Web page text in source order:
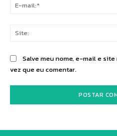
Salve meu nome, e-mail e
vez que eu comentar.